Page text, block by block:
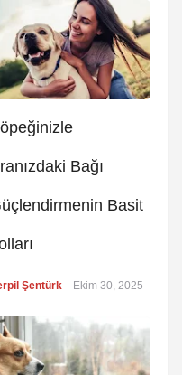
Bağı
Basit
Şentürk - Ekim 30, 2025